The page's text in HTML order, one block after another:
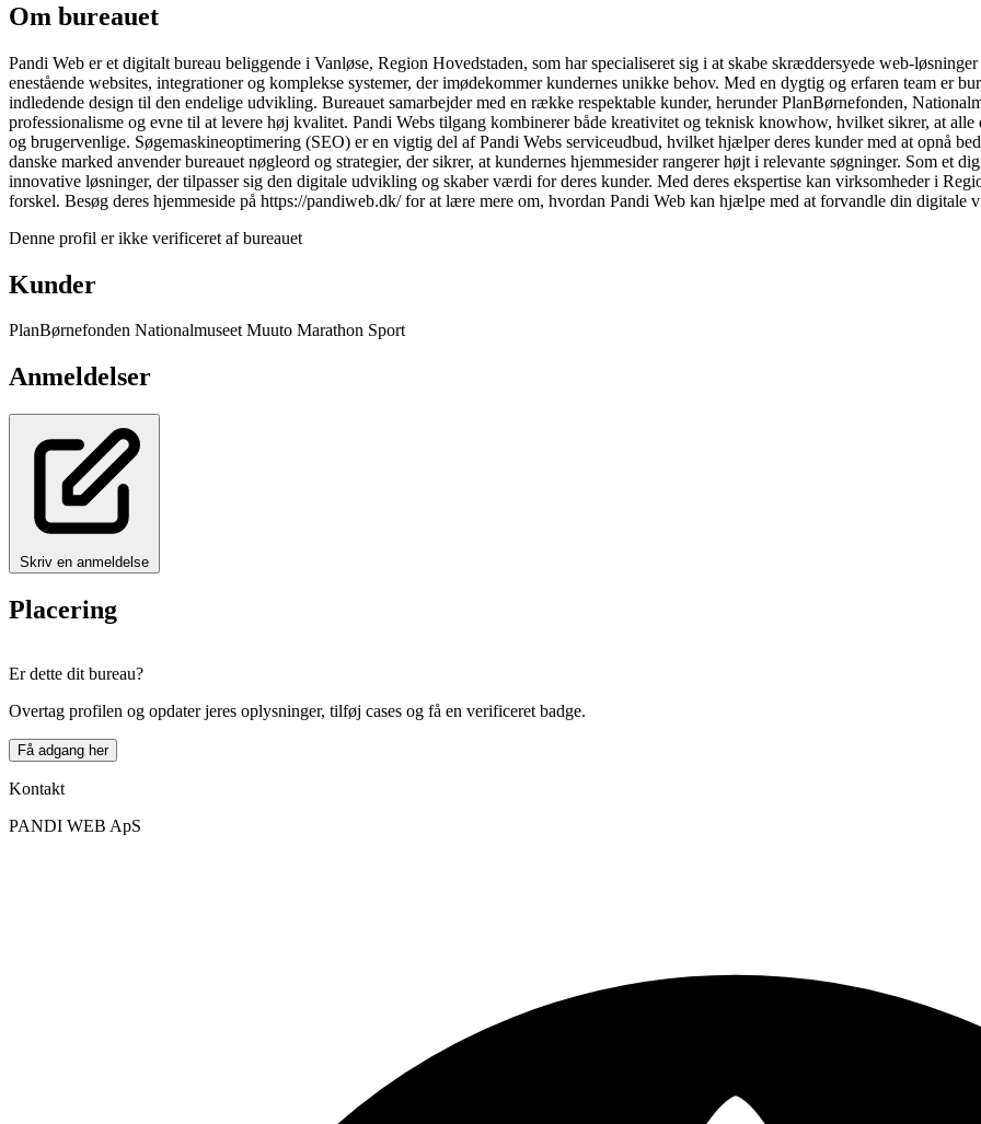
Om bureauet
Pandi Web er et digitalt bureau beliggende i Vanløse, Region Hovedstaden, som har specialiseret sig i at skabe skræddersyede web-
enestående websites, integrationer og komplekse systemer, der imødekommer kundernes unikke behov. Med en dygtig og erfaren team er
indledende design til den endelige udvikling. Bureauet samarbejder med en række respektable kunder, herunder PlanBørnefonden,
professionalisme og evne til at levere høj kvalitet. Pandi Webs tilgang kombinerer både kreativitet og teknisk knowhow, hvilket sikrer, at
og brugervenlige. Søgemaskineoptimering (SEO) er en vigtig del af Pandi Webs serviceudbud, hvilket hjælper deres kunder med at opnå
danske marked anvender bureauet nøgleord og strategier, der sikrer, at kundernes hjemmesider rangerer højt i relevante søgninger. Som et
innovative løsninger, der tilpasser sig den digitale udvikling og skaber værdi for deres kunder. Med deres ekspertise kan virksomheder i
forskel. Besøg deres hjemmeside på https://pandiweb.dk/ for at lære mere om, hvordan Pandi Web kan hjælpe med at forvandle din digitale
Denne profil er ikke verificeret af bureauet
Kunder
PlanBørnefonden Nationalmuseet Muuto Marathon Sport
Anmeldelser
Skriv en anmeldelse
Placering
+
−
Er dette dit bureau?
Overtag profilen og opdater jeres oplysninger, tilføj cases og få en verificeret badge.
Få adgang her
Kontakt
PANDI WEB ApS